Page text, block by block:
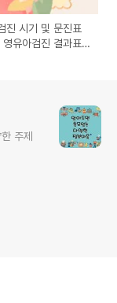
진 시기 및 문진표
유아검진 결과표
주제